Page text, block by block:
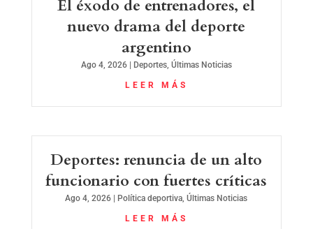
El éxodo de entrenadores, el
nuevo drama del deporte
argentino
Ago 4, 2026| Deportes, Últimas Noticias
LEER MÁS
Deportes: renuncia de un alto
funcionario con fuertes críticas
Ago 4, 2026 | Política deportiva ,Últimas Noticias
LEER MÁS